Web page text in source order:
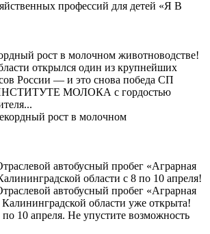
рост в молочном животноводстве!
открылся один из крупнейших
России — и это снова победа СП
МОЛОКА с гордостью
автобусный пробег «Аграрная
области с 8 по 10 апреля!
автобусный пробег «Аграрная
области уже открыта!
10 апреля. Не упустите возможность